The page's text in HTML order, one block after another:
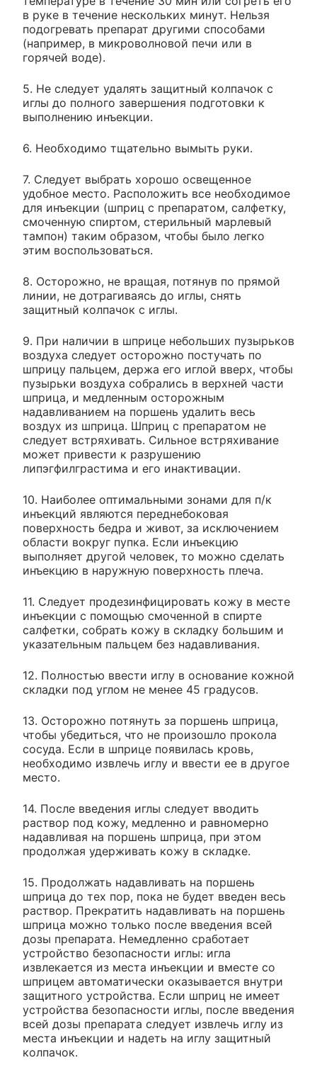
в руке в течение нескольких минут. Нельзя
подогревать препарат другими способами
(например, в микроволновой печи или в
горячей воде).
5. Не следует удалять защитный колпачок с
иглы до полного завершения подготовки к
выполнению инъекции.
6. Необходимо тщательно вымыть руки.
7. Следует выбрать хорошо освещенное
удобное место. Расположить все необходимое
для инъекции (шприц с препаратом, салфетку,
смоченную спиртом, стерильный марлевый
тампон) таким образом, чтобы было легко
этим воспользоваться.
8. Осторожно, не вращая, потянув по прямой
линии, не дотрагиваясь до иглы, снять
защитный колпачок с иглы.
9. При наличии в шприце небольших пузырьков
воздуха следует осторожно постучать по
шприцу пальцем, держа его иглой вверх, чтобы
пузырьки воздуха собрались в верхней части
шприца, и медленным осторожным
надавливанием на поршень удалить весь
воздух из шприца. Шприц с препаратом не
следует встряхивать. Сильное встряхивание
может привести к разрушению
липэгфилграстима и его инактивации.
10. Наиболее оптимальными зонами для п/к
инъекций являются переднебоковая
поверхность бедра и живот, за исключением
области вокруг пупка. Если инъекцию
выполняет другой человек, то можно сделать
инъекцию в наружную поверхность плеча.
11. Следует продезинфицировать кожу в месте
инъекции с помощью смоченной в спирте
салфетки, собрать кожу в складку большим и
указательным пальцем без надавливания.
12. Полностью ввести иглу в основание кожной
складки под углом не менее 45 градусов.
13. Осторожно потянуть за поршень шприца,
чтобы убедиться, что не произошло прокола
сосуда. Если в шприце появилась кровь,
необходимо извлечь иглу и ввести ее в другое
место.
14. После введения иглы следует вводить
раствор под кожу, медленно и равномерно
надавливая на поршень шприца, при этом
продолжая удерживать кожу в складке.
15. Продолжать надавливать на поршень
шприца до тех пор, пока не будет введен весь
раствор. Прекратить надавливать на поршень
шприца можно только после введения всей
дозы препарата. Немедленно сработает
устройство безопасности иглы: игла
извлекается из места инъекции и вместе со
шприцем автоматически оказывается внутри
защитного устройства. Если шприц не имеет
устройства безопасности иглы, после введения
всей дозы препарата следует извлечь иглу из
места инъекции и надеть на иглу защитный
колпачок.